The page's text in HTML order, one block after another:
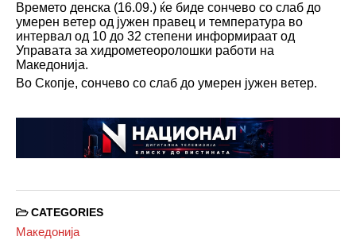
Времето денска (16.09.) ќе биде сончево со слаб до
умерен ветер од јужен правец и температура во
интервал од 10 до 32 степени информираат од
Управата за хидрометеоролошки работи на
Македонија.
Во Скопје, сончево со слаб до умерен јужен ветер.
CATEGORIES
Македонија